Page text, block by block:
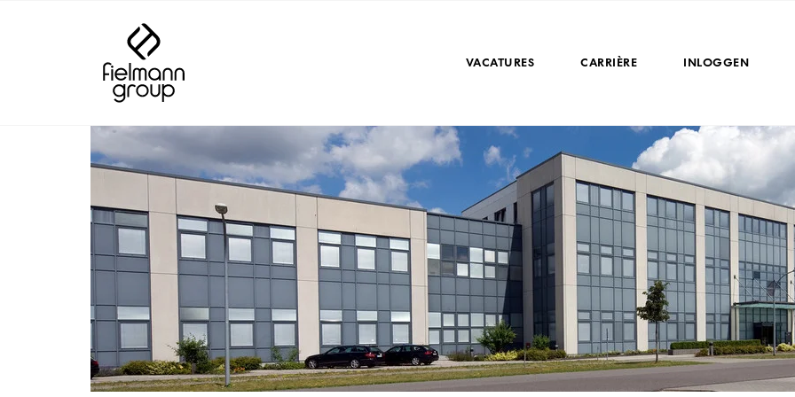
VACATURES CARRIÈRE INLOGGEN